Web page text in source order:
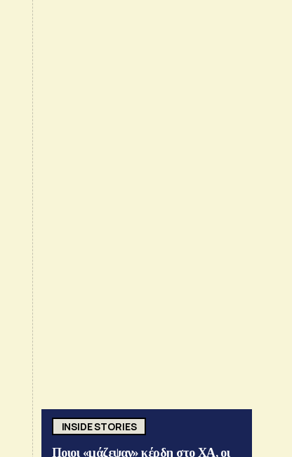
INSIDE STORIES
Ποιοι «μάζεψαν» κέρδη στο ΧΑ, οι